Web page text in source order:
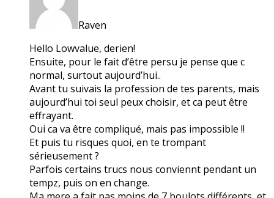
Raven
Hello Lowvalue, derien!
Ensuite, pour le fait d’être persu je pense que c
normal, surtout aujourd’hui..
Avant tu suivais la profession de tes parents, mais
aujourd’hui toi seul peux choisir, et ca peut être
effrayant.
Oui ca va être compliqué, mais pas impossible !!
Et puis tu risques quoi, en te trompant
sérieusement ?
Parfois certains trucs nous conviennt pendant un
tempz, puis on en change.